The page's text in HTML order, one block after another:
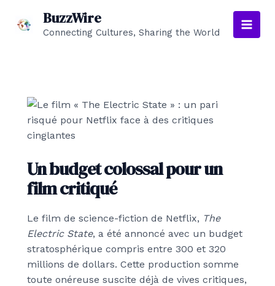
BuzzWire
Connecting Cultures, Sharing the World
Main
Un budget colossal pour un
film critiqué
Le film de science-fiction de Netflix, The
Electric State, a été annoncé avec un budget
stratosphérique compris entre 300 et 320
millions de dollars. Cette production somme
toute onéreuse suscite déjà de vives critiques,